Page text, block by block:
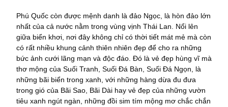
Phú Quốc còn được mệnh danh là đảo Ngọc, là hòn đảo lớn
nhất của cả nước nằm trong vùng vịnh Thái Lan. Nổi lên
giữa biển khơi, nơi đây không chỉ có thời tiết mát mẻ mà còn
có rất nhiều khung cảnh thiên nhiên đẹp để cho ra những
bức ảnh cưới lãng mạn và độc đáo. Đó là vẻ đẹp hùng vĩ mà
thơ mộng của Suối Tranh, Suối Đá Bàn, Suối Đá Ngọn, là
những bãi biển trong xanh, với những hàng dừa đu đưa
trong gió của Bãi Sao, Bãi Dài hay vẻ đẹp của những vườn
tiêu xanh ngút ngàn, những đồi sim tím mộng mơ chắc chắn